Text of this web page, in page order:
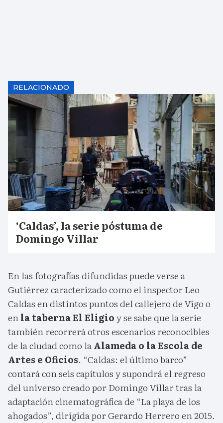
RELACIONADO
‘Caldas’, la serie póstuma de
Domingo Villar
En las fotografías difundidas puede verse a
Gutiérrez caracterizado como el inspector Leo
Caldas en distintos puntos del callejero de Vigo o
enla taberna El Eligioy se sabe que la serie
también recorrerá otros escenarios reconocibles
de la ciudad como laAlameda o la Escola de
Artes e Oficios. “Caldas: el último barco”
contará con seis capítulos y supondrá el regreso
del universo creado por Domingo Villar tras la
adaptación cinematográfica de “La playa de los
ahogados”, dirigida por Gerardo Herrero en 2015.